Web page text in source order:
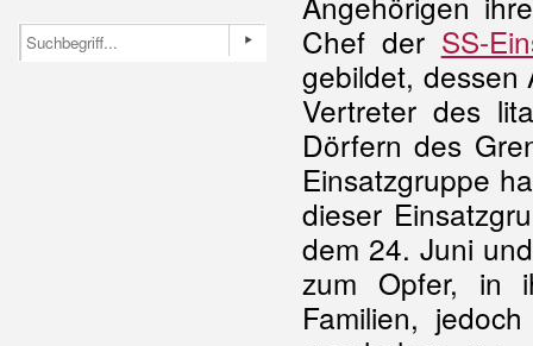
Chef der SS-
gebildet, dessen
Vertreter des
Dörfern des
Einsatzgruppe
dieser
dem 24. Juni
zum Opfer, in
Familien,